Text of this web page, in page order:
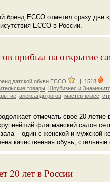
бренд ЕССО отметил сразу две
ЕССО в России.
прибыл на открытие
датской обуви ECCO | 1518
товары
Шоубизнес и
александр рогов мастер-класс
отмечать свое 20-
флагманский салон
– один с женской и мужской
качественная обувь,
20 лет в России